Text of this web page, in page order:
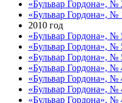
«Бульвар Гордона», №
«Бульвар Гордона», №
2010 год
«Бульвар Гордона», №
«Бульвар Гордона», №
«Бульвар Гордона», №
«Бульвар Гордона», №
«Бульвар Гордона», №
«Бульвар Гордона», №
«Бульвар Гордона», №